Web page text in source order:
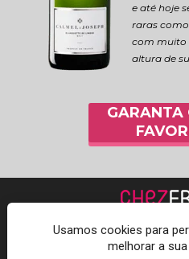
e até hoje
raras
com muito
altura de
GARANTA
Usamos cookies para
melhorar a